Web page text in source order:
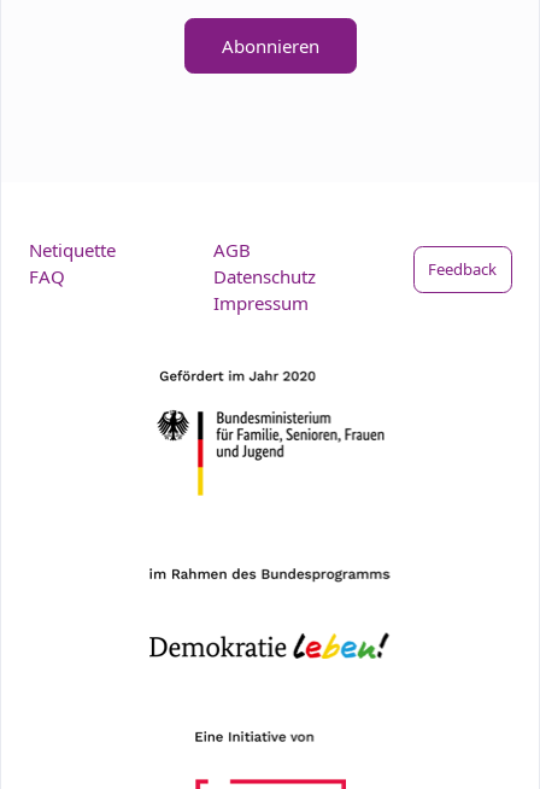
Abonnieren
Netiquette
FAQ
AGB
Datenschutz
Impressum
Feedback